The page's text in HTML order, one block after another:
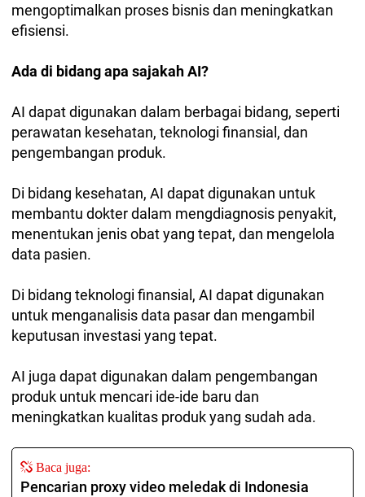
mengoptimalkan proses bisnis dan meningkatkan
efisiensi.
Ada di bidang apa sajakah AI?
AI dapat digunakan dalam berbagai bidang, seperti
perawatan kesehatan, teknologi finansial, dan
pengembangan produk.
Di bidang kesehatan, AI dapat digunakan untuk
membantu dokter dalam mengdiagnosis penyakit,
menentukan jenis obat yang tepat, dan mengelola
data pasien.
Di bidang teknologi finansial, AI dapat digunakan
untuk menganalisis data pasar dan mengambil
keputusan investasi yang tepat.
AI juga dapat digunakan dalam pengembangan
produk untuk mencari ide-ide baru dan
meningkatkan kualitas produk yang sudah ada.
Baca juga:
Pencarian proxy video meledak di Indonesia